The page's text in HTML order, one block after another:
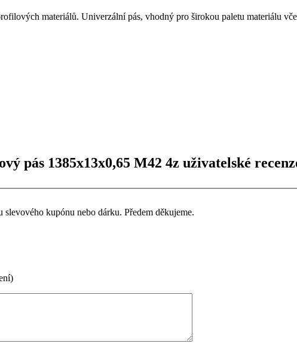
materiálů. Univerzální pás, vhodný pro širokou paletu materiálu
pás 1385x13x0,65 M42 4z uživatelské
kupónu nebo dárku. Předem děkujeme.